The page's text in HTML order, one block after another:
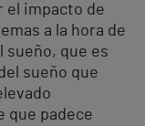
el impacto de
a la hora de
sueño, que es
sueño que
que padece